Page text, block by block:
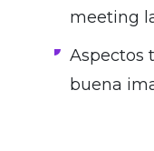
meeting
Aspectos
buena